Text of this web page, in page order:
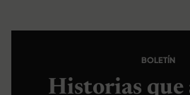
BOLETÍN
Historias que